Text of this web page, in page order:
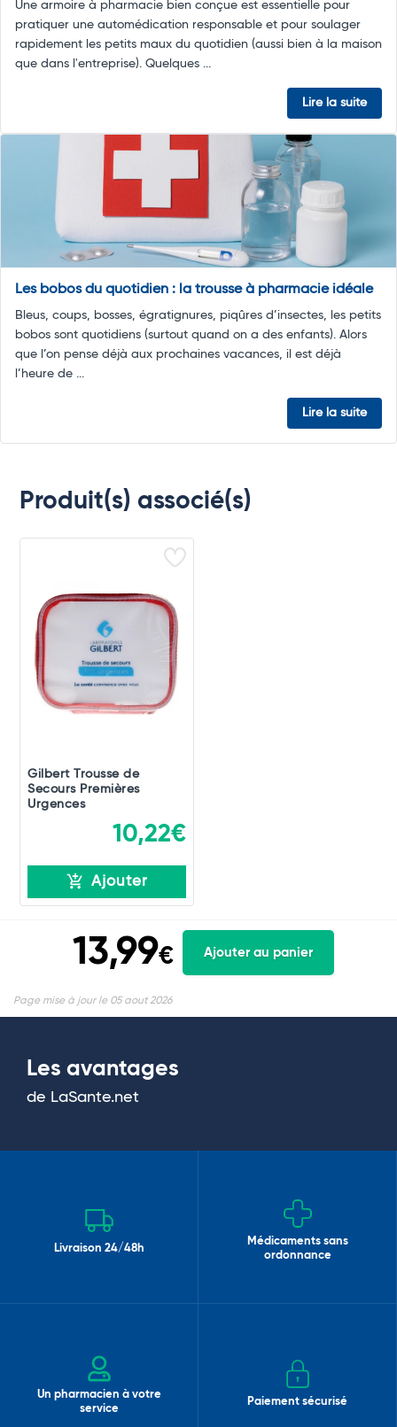
Une armoire à pharmacie bien conçue est essentielle pour
pratiquer une automédication responsable et pour soulager
rapidement les petits maux du quotidien (aussi bien à la maison
que dans l'entreprise). Quelques ...
Lire la suite
Les bobos du quotidien : la trousse à pharmacie idéale
Bleus, coups, bosses, égratignures, piqûres d’insectes, les petits
bobos sont quotidiens (surtout quand on a des enfants). Alors
que l’on pense déjà aux prochaines vacances, il est déjà
l’heure de ...
Lire la suite
Produit(s) associé(s)
Gilbert Trousse de
Secours Premières
Urgences
10,22€
Ajouter
13,99€ Ajouter au panier
Page mise à jour le 05 aout 2026
Les avantages
de LaSante.net
Livraison 24/48h
Médicaments sans
ordonnance
Un pharmacien à votre
service
Paiement sécurisé